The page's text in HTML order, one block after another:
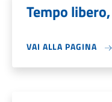
Tempo
VAI ALLA PAGINA